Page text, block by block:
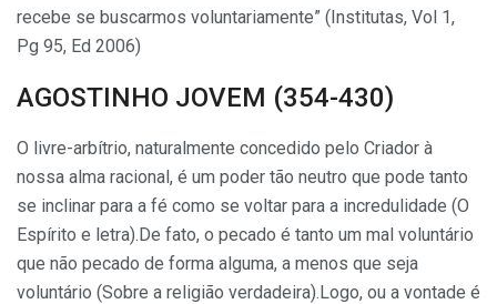
recebe se buscarmos voluntariamente” (Institutas, Vol 1,
Pg 95, Ed 2006)
AGOSTINHO JOVEM (354-430)
O livre-arbítrio, naturalmente concedido pelo Criador à
nossa alma racional, é um poder tão neutro que pode tanto
se inclinar para a fé como se voltar para a incredulidade (O
Espírito e letra).De fato, o pecado é tanto um mal voluntário
que não pecado de forma alguma, a menos que seja
voluntário (Sobre a religião verdadeira).Logo, ou a vontade é